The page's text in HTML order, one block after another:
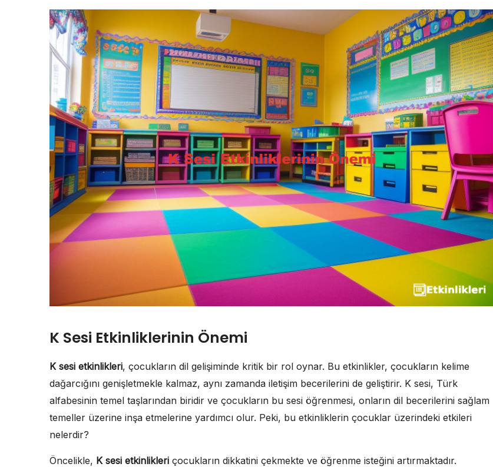
K Sesi Etkinliklerinin Önemi
K sesi etkinlikleri, çocukların dil gelişiminde kritik bir rol oynar. Bu etkinlikler, çocukların kelime
dağarcığını genişletmekle kalmaz, aynı zamanda iletişim becerilerini de geliştirir. K sesi, Türk
alfabesinin temel taşlarından biridir ve çocukların bu sesi öğrenmesi, onların dil becerilerini sağlam
temeller üzerine inşa etmelerine yardımcı olur. Peki, bu etkinliklerin çocuklar üzerindeki etkileri
nelerdir?
Öncelikle, K sesi etkinlikleri çocukların dikkatini çekmekte ve öğrenme isteğini artırmaktadır.